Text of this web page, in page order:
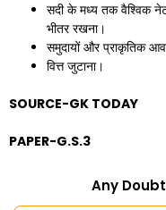
सदी के मध्य तक वैश्विक
भीतर रखना।
समुदायों और प्राकृतिक
वित्त जुटाना।
SOURCE-GK TODAY
PAPER-G.S.3
Any